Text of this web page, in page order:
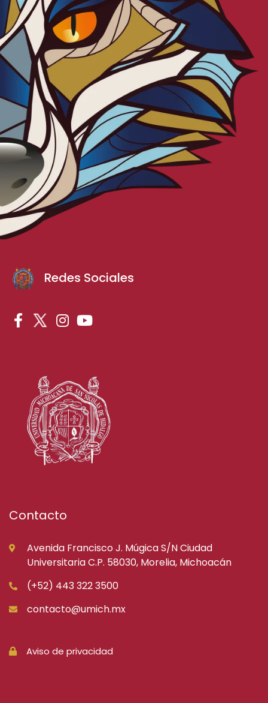
Redes Sociales
Contacto
Avenida Francisco J. Múgica S/N Ciudad
Universitaria C.P. 58030, Morelia, Michoacán
(+52) 443 322 3500
contacto@umich.mx
Aviso de privacidad